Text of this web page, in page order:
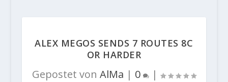
ALEX MEGOS SENDS 7 ROUTES 8C
OR HARDER
Gepostet von AlMa | 0 |